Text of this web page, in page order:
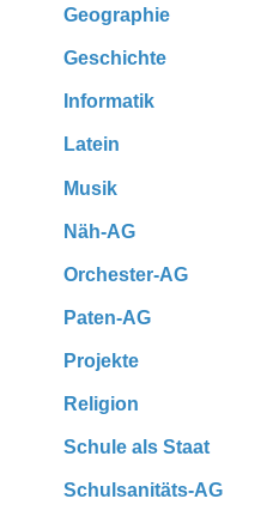
Geographie
Geschichte
Informatik
Latein
Musik
Näh-AG
Orchester-AG
Paten-AG
Projekte
Religion
Schule als Staat
Schulsanitäts-AG